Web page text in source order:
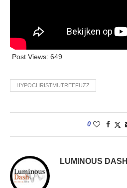
Post Views: 649
HYPOCHRISTMUTREEFUZZ
0
LUMINOUS DASH